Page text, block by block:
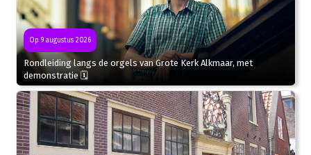
Op 9 augustus 2026
Rondleiding langs de orgels van Grote Kerk Alkmaar, met
demonstratie 🗓